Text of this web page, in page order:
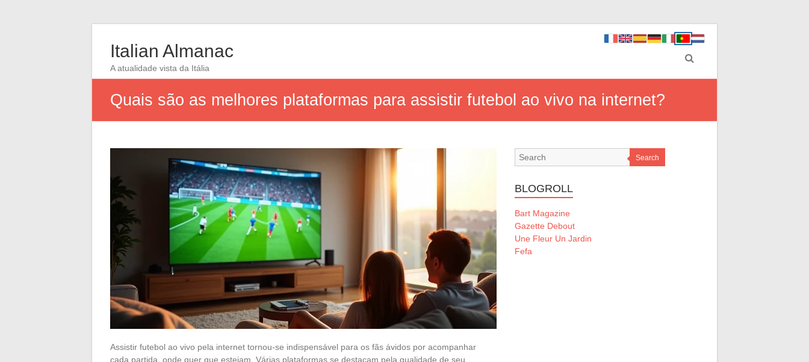
Italian Almanac
A atualidade vista da Itália
Quais são as melhores plataformas para assistir futebol ao vivo na internet?
Assistir futebol ao vivo pela internet tornou-se indispensável para os fãs ávidos por acompanhar
cada partida, onde quer que estejam. Várias plataformas se destacam pela qualidade de seu
Search
BLOGROLL
Bart Magazine
Gazette Debout
Une Fleur Un Jardin
Fefa